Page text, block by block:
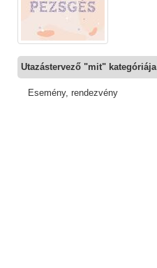
Utazástervező "mit" kategóriája
Esemény, rendezvény